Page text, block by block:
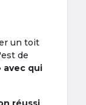
un toit
de
avec qui